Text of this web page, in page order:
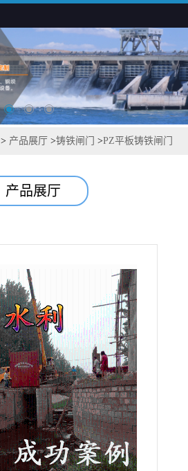
> 产品展厅 >铸铁闸门 >PZ平板铸铁闸门
产品展厅